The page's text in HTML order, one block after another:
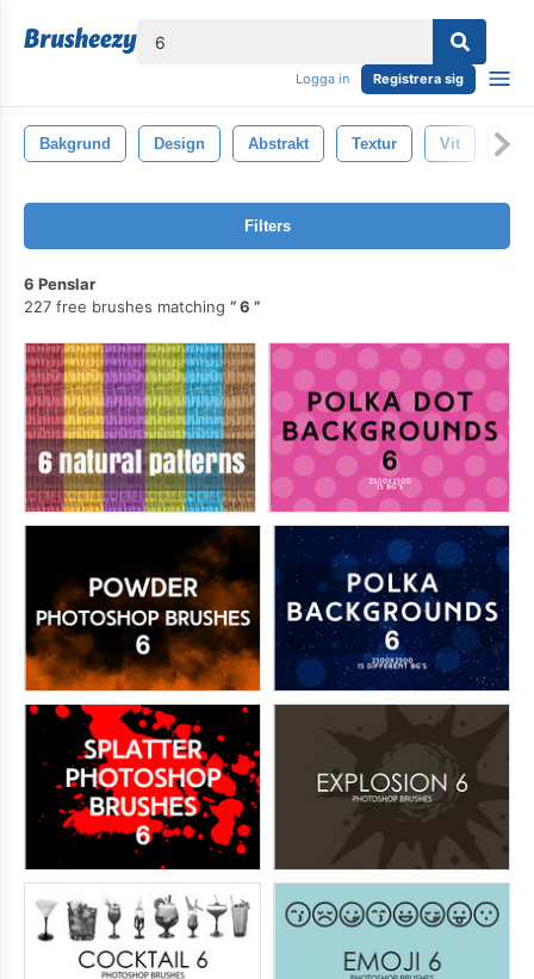
Logga in Registrera sig
Bakgrund Design Abstrakt Textur Vit
Filters
6 Penslar
227 free brushes matching
6